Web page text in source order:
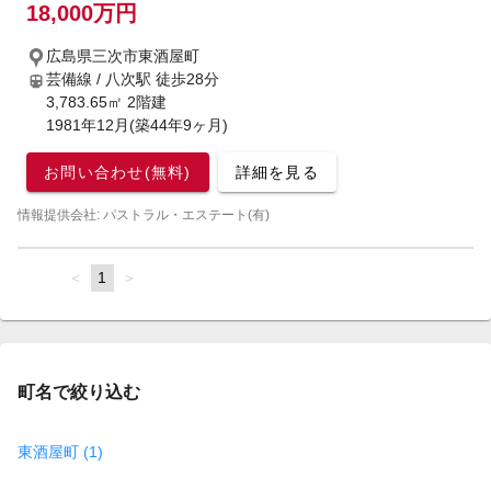
18,000万円
広島県三次市東酒屋町
芸備線 / 八次駅 徒歩28分
3,783.65㎡ 2階建
1981年12月(築44年9ヶ月)
お問い合わせ(無料) 詳細を見る
情報提供会社: パストラル・エステート(有)
page
You're
page
1 page
町名で絞り込む
東酒屋町 (1)